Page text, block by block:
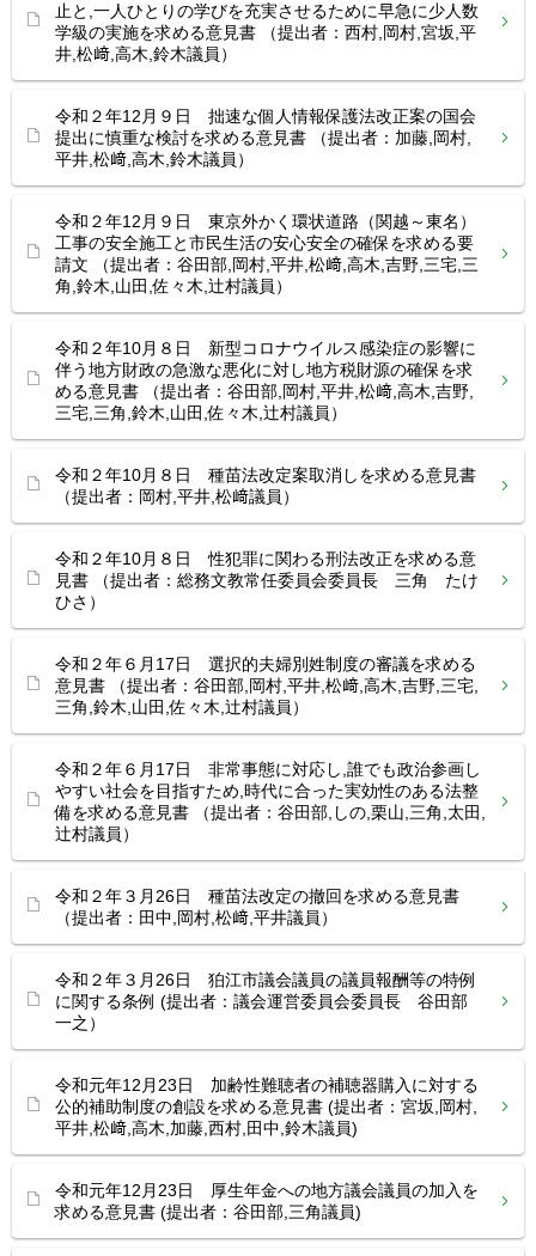
止と,一人ひとりの学びを充実させるために早急に少人数
学級の実施を求める意見書 （提出者：西村,岡村,宮坂,平
井,松﨑,高木,鈴木議員）
令和２年12月９日 拙速な個人情報保護法改正案の国会
提出に慎重な検討を求める意見書 （提出者：加藤,岡村,
平井,松﨑,高木,鈴木議員）
令和２年12月９日 東京外かく環状道路（関越～東名）
工事の安全施工と市民生活の安心安全の確保を求める要
請文 （提出者：谷田部,岡村,平井,松﨑,高木,吉野,三宅,三
角,鈴木,山田,佐々木,辻村議員）
令和２年10月８日 新型コロナウイルス感染症の影響に
伴う地方財政の急激な悪化に対し地方税財源の確保を求
める意見書 （提出者：谷田部,岡村,平井,松﨑,高木,吉野,
三宅,三角,鈴木,山田,佐々木,辻村議員）
令和２年10月８日 種苗法改定案取消しを求める意見書
（提出者：岡村,平井,松﨑議員）
令和２年10月８日 性犯罪に関わる刑法改正を求める意
見書 （提出者：総務文教常任委員会委員長 三角 たけ
ひさ）
令和２年６月17日 選択的夫婦別姓制度の審議を求める
意見書 （提出者：谷田部,岡村,平井,松﨑,高木,吉野,三宅,
三角,鈴木,山田,佐々木,辻村議員）
令和２年６月17日 非常事態に対応し,誰でも政治参画し
やすい社会を目指すため,時代に合った実効性のある法整
備を求める意見書 （提出者：谷田部,しの,栗山,三角,太田,
辻村議員）
令和２年３月26日 種苗法改定の撤回を求める意見書
（提出者：田中,岡村,松﨑,平井議員）
令和２年３月26日 狛江市議会議員の議員報酬等の特例
に関する条例 (提出者：議会運営委員会委員長 谷田部
一之）
令和元年12月23日 加齢性難聴者の補聴器購入に対する
公的補助制度の創設を求める意見書 (提出者：宮坂,岡村,
平井,松﨑,高木,加藤,西村,田中,鈴木議員)
令和元年12月23日 厚生年金への地方議会議員の加入を
求める意見書 (提出者：谷田部,三角議員)